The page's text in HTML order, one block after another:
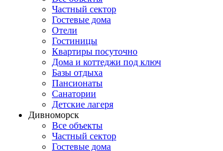
Частный сектор
Гостевые дома
Отели
Гостиницы
Квартиры посуточно
Дома и коттеджи под ключ
Базы отдыха
Пансионаты
Санатории
Детские лагеря
Дивноморск
Все объекты
Частный сектор
Гостевые дома